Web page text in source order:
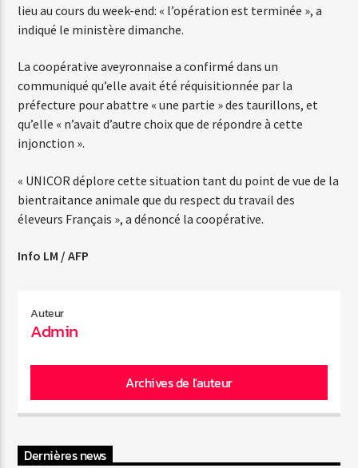
lieu au cours du week-end: « l’opération est terminée », a
indiqué le ministère dimanche.
La coopérative aveyronnaise a confirmé dans un
communiqué qu’elle avait été réquisitionnée par la
préfecture pour abattre « une partie » des taurillons, et
qu’elle « n’avait d’autre choix que de répondre à cette
injonction ».
« UNICOR déplore cette situation tant du point de vue de la
bientraitance animale que du respect du travail des
éleveurs Français », a dénoncé la coopérative.
Info LM / AFP
Auteur
Admin
Archives de l'auteur
Dernières news